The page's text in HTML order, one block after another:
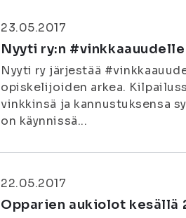
23.05.2017
Nyyti ry:n
Nyyti ry järjestää
opiskelijoiden arkea.
vinkkinsä ja kannustuksensa
on käynnissä...
22.05.2017
Opparien aukiolot kesällä